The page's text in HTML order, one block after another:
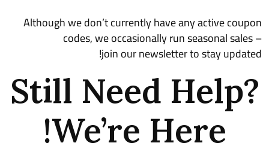
Although we don’t currently have any active coupon
codes, we occasionally run seasonal sales –
join our newsletterto stay updated!
Still Need Help?
We’re Here!